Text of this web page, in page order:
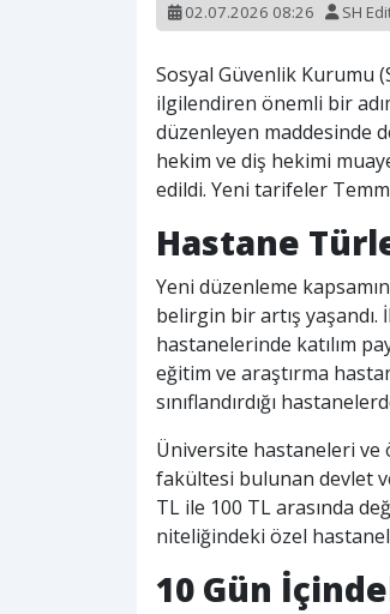
02.07.2026 08:26 SH
Sosyal Güvenlik Kurumu
ilgilendiren önemli bir
düzenleyen maddesinde
hekim ve diş hekimi
edildi. Yeni tarifeler
Hastane
Yeni düzenleme
belirgin bir artış
hastanelerinde katılım
eğitim ve araştırma
sınıflandırdığı
Üniversite hastaneleri ve
fakültesi bulunan devlet
TL ile 100 TL arasında
niteliğindeki özel
10 Gün